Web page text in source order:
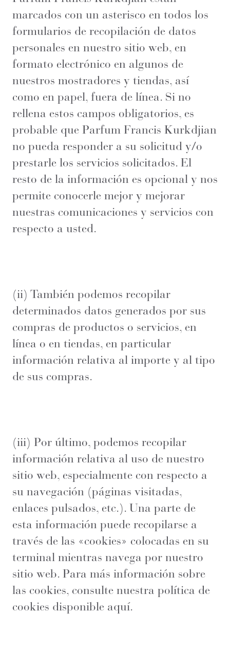
marcados con un asterisco en todos los
formularios de recopilación de datos
personales en nuestro sitio web, en
formato electrónico en algunos de
nuestros mostradores y tiendas, así
como en papel, fuera de línea. Si no
rellena estos campos obligatorios, es
probable que Parfum Francis Kurkdjian
no pueda responder a su solicitud y/o
prestarle los servicios solicitados. El
resto de la información es opcional y nos
permite conocerle mejor y mejorar
nuestras comunicaciones y servicios con
respecto a usted.
(ii) También podemos recopilar
determinados datos generados por sus
compras de productos o servicios, en
línea o en tiendas, en particular
información relativa al importe y al tipo
de sus compras.
(iii) Por último, podemos recopilar
información relativa al uso de nuestro
sitio web, especialmente con respecto a
su navegación (páginas visitadas,
enlaces pulsados, etc.). Una parte de
esta información puede recopilarse a
través de las «cookies» colocadas en su
terminal mientras navega por nuestro
sitio web. Para más información sobre
las cookies, consulte nuestra política de
cookies disponible aquí.